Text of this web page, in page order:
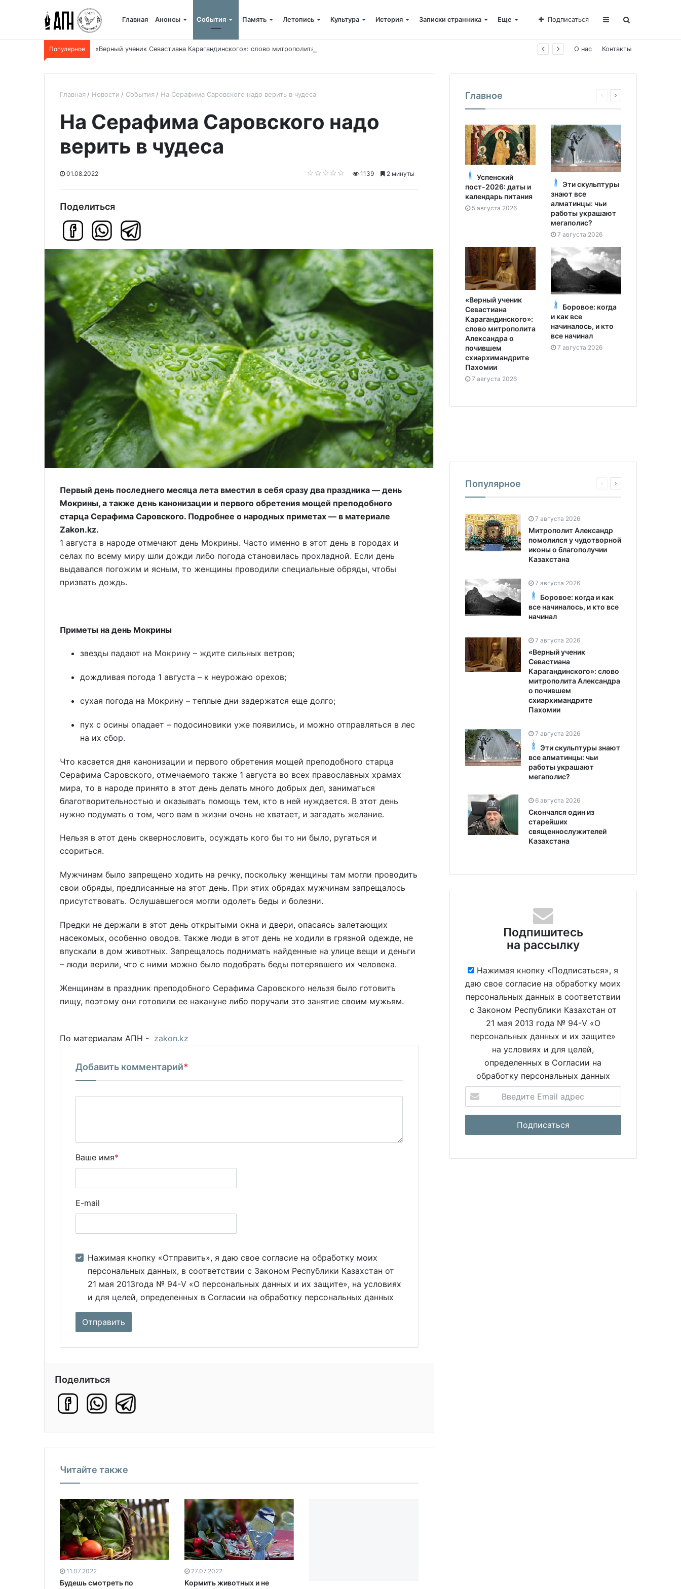
Главная Анонсы События Память Летопись Культура История Записки странника Еще Подписаться
Популярное «Верный ученик Севастиана Карагандинского»: слово митрополита Александра о почившем схиархимандрите Пахомии О нас Контакты
Главная Новости События На Серафима Саровского надо верить в чудеса
На Серафима Саровского надо
верить в чудеса
01.08.2022 1139 2 минуты
Поделиться
Первый день последнего месяца лета вместил в себя сразу два праздника — день
Мокрины, а также день канонизации и первого обретения мощей преподобного
старца Серафима Саровского. Подробнее о народных приметах — в материале
Zakon.kz.
1 августа в народе отмечают день Мокрины. Часто именно в этот день в городах и
селах по всему миру шли дожди либо погода становилась прохладной. Если день
выдавался погожим и ясным, то женщины проводили специальные обряды, чтобы
призвать дождь.
Приметы на день Мокрины
звезды падают на Мокрину – ждите сильных ветров;
дождливая погода 1 августа – к неурожаю орехов;
сухая погода на Мокрину – теплые дни задержатся еще долго;
пух с осины опадает – подосиновики уже появились, и можно отправляться в лес
на их сбор.
Что касается дня канонизации и первого обретения мощей преподобного старца
Серафима Саровского, отмечаемого также 1 августа во всех православных храмах
мира, то в народе принято в этот день делать много добрых дел, заниматься
благотворительностью и оказывать помощь тем, кто в ней нуждается. В этот день
нужно подумать о том, чего вам в жизни очень не хватает, и загадать желание.
Нельзя в этот день сквернословить, осуждать кого бы то ни было, ругаться и
ссориться.
Мужчинам было запрещено ходить на речку, поскольку женщины там могли проводить
свои обряды, предписанные на этот день. При этих обрядах мужчинам запрещалось
присутствовать. Ослушавшегося могли одолеть беды и болезни.
Предки не держали в этот день открытыми окна и двери, опасаясь залетающих
насекомых, особенно оводов. Также люди в этот день не ходили в грязной одежде, не
впускали в дом животных. Запрещалось поднимать найденные на улице вещи и деньги
– люди верили, что с ними можно было подобрать беды потерявшего их человека.
Женщинам в праздник преподобного Серафима Саровского нельзя было готовить
пищу, поэтому они готовили ее накануне либо поручали это занятие своим мужьям.
По материалам АПН - zakon.kz
Добавить комментарий*
Ваше имя*
E-mail
Нажимая кнопку «Отправить», я даю свое согласие на обработку моих
персональных данных, в соответствии с Законом Республики Казахстан от
21 мая 2013года № 94-V «О персональных данных и их защите», на условиях
и для целей, определенных в Согласии на обработку персональных данных
Поделиться
Читайте также
11.07.2022
Будешь смотреть по
27.07.2022
Кормить животных и не
Главное
Успенский
пост-2026: даты и
календарь питания
5 августа 2026
Эти скульптуры
знают все
алматинцы: чьи
работы украшают
мегаполис?
7 августа 2026
«Верный ученик
Севастиана
Карагандинского»:
слово митрополита
Александра о
почившем
схиархимандрите
Пахомии
7 августа 2026
Боровое: когда
и как все
начиналось, и кто
все начинал
7 августа 2026
Популярное
7 августа 2026
Митрополит Александр
помолился у чудотворной
иконы о благополучии
Казахстана
7 августа 2026
Боровое: когда и как
все начиналось, и кто все
начинал
7 августа 2026
«Верный ученик
Севастиана
Карагандинского»: слово
митрополита Александра
о почившем
схиархимандрите
Пахомии
7 августа 2026
Эти скульптуры знают
все алматинцы: чьи
работы украшают
мегаполис?
6 августа 2026
Скончался один из
старейших
священнослужителей
Казахстана
Подпишитесь
на рассылку
Нажимая кнопку «Подписаться», я
даю свое согласие на обработку моих
персональных данных в соответствии
с Законом Республики Казахстан от
21 мая 2013 года № 94-V «О
персональных данных и их защите»
на условиях и для целей,
определенных в Согласии на
обработку персональных данных